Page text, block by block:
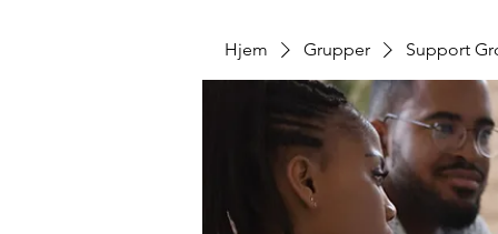
Hjem Grupper Support